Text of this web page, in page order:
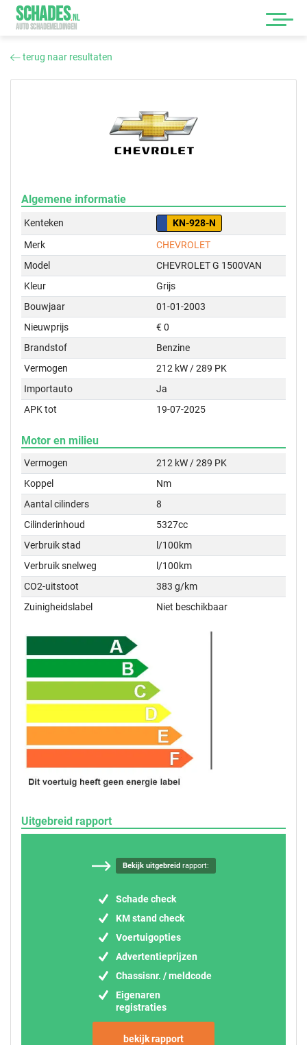
SCHADES.NL
AUTO SCHADEMELDINGEN
terug naar resultaten
Algemene informatie
Kenteken
KN-928-N
Merk
CHEVROLET
Model
CHEVROLET G 1500VAN
Kleur
Grijs
Bouwjaar
01-01-2003
Nieuwprijs
€ 0
Brandstof
Benzine
Vermogen
212 kW / 289 PK
Importauto
Ja
APK tot
19-07-2025
Motor en milieu
Vermogen
212 kW / 289 PK
Koppel
Nm
Aantal cilinders
8
Cilinderinhoud
5327cc
Verbruik stad
l/100km
Verbruik snelweg
l/100km
CO2-uitstoot
383 g/km
Zuinigheidslabel
Niet beschikbaar
Uitgebreid rapport
Bekijk uitgebreidrapport:
Schade check
KM stand check
Voertuigopties
Advertentieprijzen
Chassisnr. / meldcode
Eigenaren
registraties
bekijk rapport